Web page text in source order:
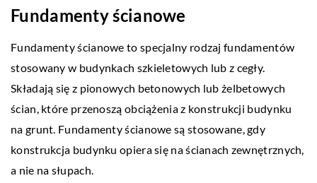
Fundamenty ścianowe
Fundamenty ścianowe to specjalny rodzaj fundamentów
stosowany w budynkach szkieletowych lub z cegły.
Składają się z pionowych betonowych lub żelbetowych
ścian, które przenoszą obciążenia z konstrukcji budynku
na grunt. Fundamenty ścianowe są stosowane, gdy
konstrukcja budynku opiera się na ścianach zewnętrznych,
a nie na słupach.